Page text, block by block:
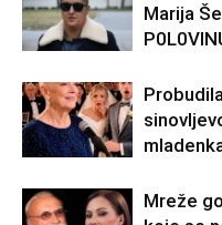
Marija
Mreže